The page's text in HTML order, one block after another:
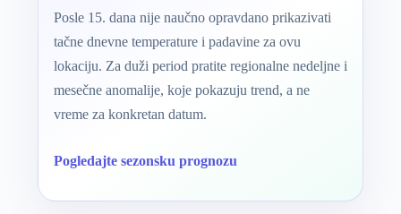
Posle 15. dana nije naučno opravdano prikazivati
tačne dnevne temperature i padavine za ovu
lokaciju. Za duži period pratite regionalne nedeljne i
mesečne anomalije, koje pokazuju trend, a ne
vreme za konkretan datum.
Pogledajte sezonsku prognozu